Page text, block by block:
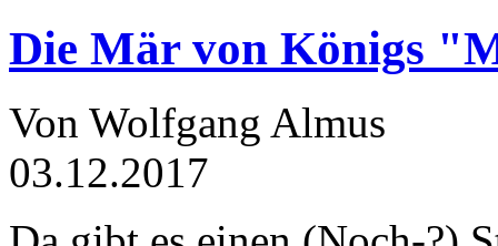
Die Mär von Königs
Von Wolfgang Almus
03.12.2017